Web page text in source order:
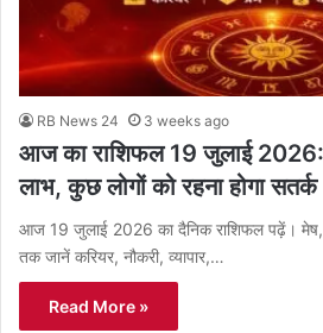
RB News 24 3 weeks ago
आज का राशिफल 19 जुलाई 2026:
लाभ, कुछ लोगों को रहना होगा सतर्क
आज 19 जुलाई 2026 का दैनिक राशिफल पढ़ें। मेष,
तक जानें करियर, नौकरी, व्यापार,…
Read More »